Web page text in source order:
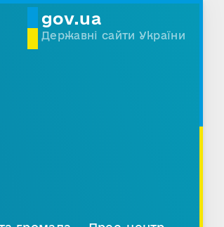
gov.ua
Державні сайти України